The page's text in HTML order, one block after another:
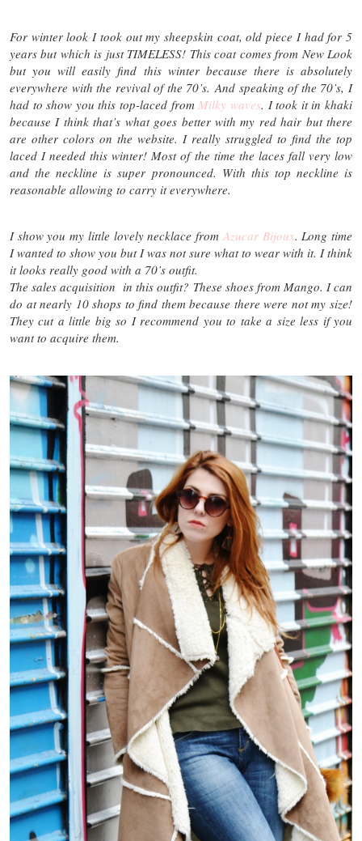
For winter look I took out my sheepskin coat, old piece I had for 5
years but which is just TIMELESS! This coat comes from New Look
but you will easily find this winter because there is absolutely
everywhere with the revival of the 70’s.And speaking of the 70’s, I
had to show you this top-laced fromMilky waves. I took it in khaki
because I think that’s what goes better with my red hair but there
are other colors on the website. I really struggled to find the top
laced I needed this winter! Most of the time the laces fall very low
and the neckline is super pronounced. With this top neckline is
reasonable allowing to carry it everywhere.
I show you my little lovely necklace from Azucar Bijoux. Long time
I wanted to show you but I was not sure what to wear with it. I think
it looks really good with a 70’s outfit.
The sales acquisition in this outfit? These shoes from Mango. I can
do at nearly 10 shops to find them because there were not my size!
They cut a little big so I recommend you to take a size less if you
want to acquire them.